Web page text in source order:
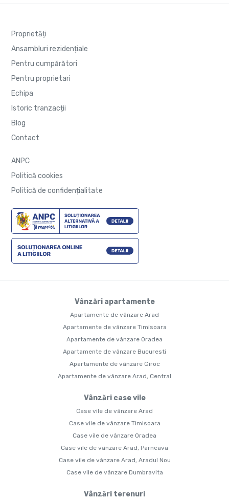
Proprietăți
Ansambluri rezidențiale
Pentru cumpărători
Pentru proprietari
Echipa
Istoric tranzacții
Blog
Contact
ANPC
Politică cookies
Politică de confidențialitate
Vânzări apartamente
Apartamente de vânzare Arad
Apartamente de vânzare Timisoara
Apartamente de vânzare Oradea
Apartamente de vânzare Bucuresti
Apartamente de vânzare Giroc
Apartamente de vânzare Arad, Central
Vânzări case vile
Case vile de vânzare Arad
Case vile de vânzare Timisoara
Case vile de vânzare Oradea
Case vile de vânzare Arad, Parneava
Case vile de vânzare Arad, Aradul Nou
Case vile de vânzare Dumbravita
Vânzări terenuri